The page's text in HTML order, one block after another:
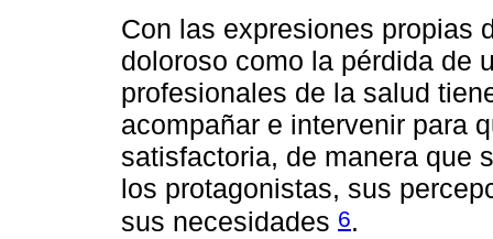
Con las expresiones propias
doloroso como la pérdida de
profesionales de la salud
acompañar e intervenir para
satisfactoria, de manera que
los protagonistas, sus
sus necesidades 6.